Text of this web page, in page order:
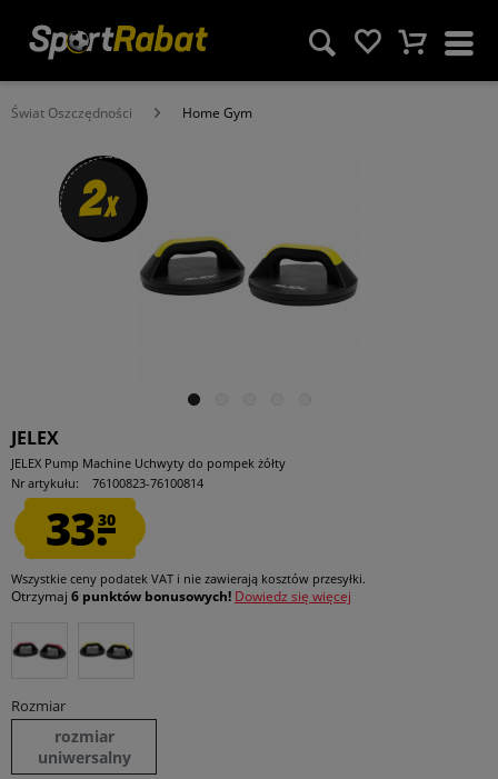
Świat Oszczędności Home Gym
2x
JELEX
JELEX Pump Machine Uchwyty do pompek żółty
Nr artykułu:
76100823-76100814
33.30
Wszystkie ceny podatek VAT i nie zawierają kosztów przesyłki.
Otrzymaj 6 punktów bonusowych! Dowiedz się więcej
Rozmiar
rozmiar
uniwersalny